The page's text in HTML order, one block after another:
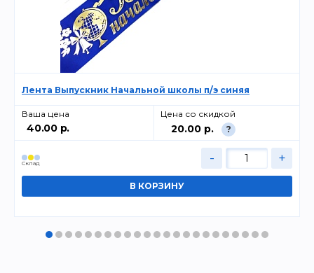
Лента Выпускник Начальной школы п/э синяя
Ваша цена
40.00 р.
Цена со скидкой
20.00 р. ?
Cклад - +